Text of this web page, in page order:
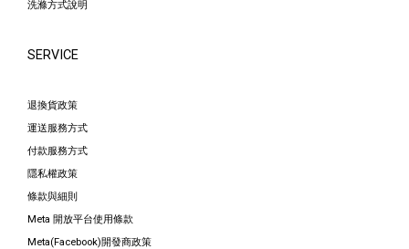
洗滌方式說明
SERVICE
退換貨政策
運送服務方式
付款服務方式
隱私權政策
條款與細則
Meta 開放平台使用條款
Meta(Facebook)開發商政策